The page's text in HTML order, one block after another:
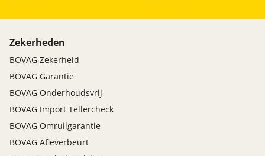
Zekerheden
BOVAG Zekerheid
BOVAG Garantie
BOVAG Onderhoudsvrij
BOVAG Import Tellercheck
BOVAG Omruilgarantie
BOVAG Afleverbeurt